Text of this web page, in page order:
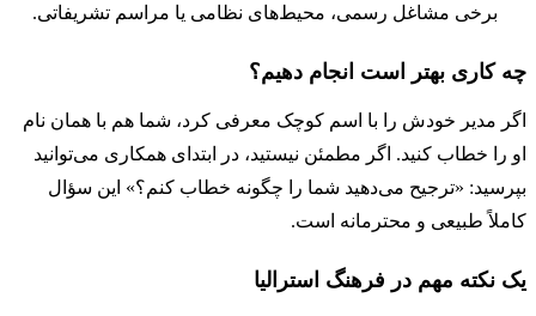
برخی مشاغل رسمی، محیط‌های نظامی یا مراسم تشریفاتی.
چه کاری بهتر است انجام دهیم؟
اگر مدیر خودش را با اسم کوچک معرفی کرد، شما هم با همان نام
او را خطاب کنید. اگر مطمئن نیستید، در ابتدای همکاری می‌توانید
بپرسید: «ترجیح می‌دهید شما را چگونه خطاب کنم؟» این سؤال
کاملاً طبیعی و محترمانه است.
یک نکته مهم در فرهنگ استرالیا